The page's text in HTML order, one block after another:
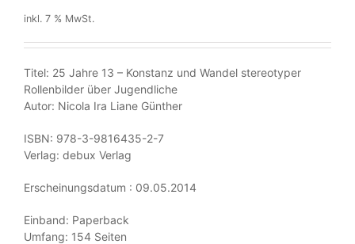
inkl. 7 % MwSt.
Titel: 25 Jahre 13 – Konstanz und Wandel stereotyper
Rollenbilder über Jugendliche
Autor: Nicola Ira Liane Günther
ISBN: 978-3-9816435-2-7
Verlag: debux Verlag
Erscheinungsdatum : 09.05.2014
Einband: Paperback
Umfang: 154 Seiten